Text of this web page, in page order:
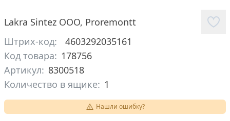
Lakra Sintez ООО, Proremontt
Штрих-код:
4603292035161
Код товара: 178756
Артикул: 8300518
Количество в ящике: 1
Нашли ошибку?